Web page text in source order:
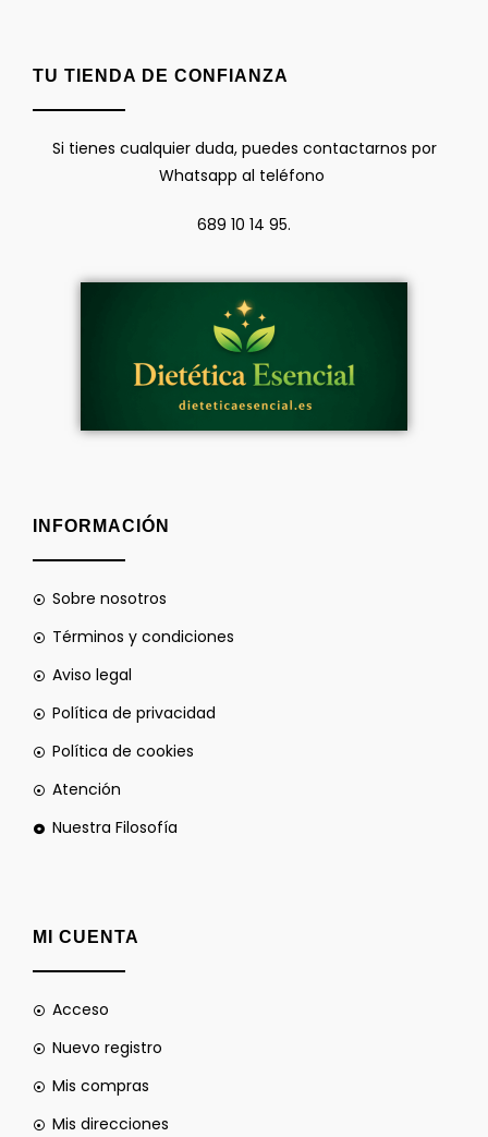
TU TIENDA DE CONFIANZA
Si tienes cualquier duda, puedes contactarnos por
Whatsapp al teléfono
689 10 14 95.
INFORMACIÓN
Sobre nosotros
Términos y condiciones
Aviso legal
Política de privacidad
Política de cookies
Atención
Nuestra Filosofía
MI CUENTA
Acceso
Nuevo registro
Mis compras
Mis direcciones